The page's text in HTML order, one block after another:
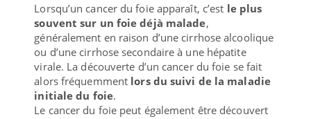
Lorsqu’un cancer du foie apparaît, c’est le plus
souvent sur un foie déjà malade,
généralement en raison d’une cirrhose alcoolique
ou d’une cirrhose secondaire à une hépatite
virale. La découverte d’un cancer du foie se fait
alors fréquemment lors du suivi de la maladie
initiale du foie.
Le cancer du foie peut également être découvert